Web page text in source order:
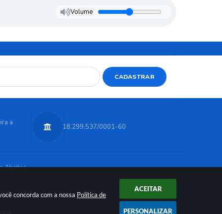
concorda com a nossa Política de
ACEITAR
PERSONALIZAR
Volume
CADASTRAR
a
18.299.537/0001-60
Abertos